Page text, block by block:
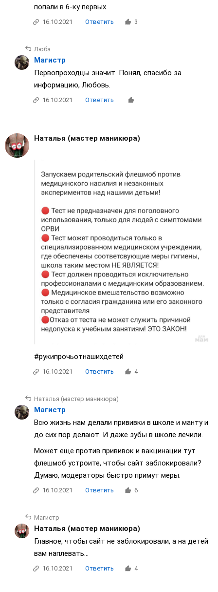
попали в 6-ку первых.
16.10.2021 Ответить 3
Люба
Магистр
Первопроходцы значит. Понял, спасибо за
информацию, Любовь.
16.10.2021 Ответить
Наталья (мастер маникюра)
#рукипрочьотнашихдетей
16.10.2021 Ответить 4
Наталья (мастер маникюра)
Магистр
Всю жизнь нам делали прививки в школе и манту и
до сих пор делают. И даже зубы в школе лечили.
Может еще против прививок и вакцинации тут
флешмоб устроите, чтобы сайт заблокировали?
Думаю, модераторы быстро примут меры.
16.10.2021 Ответить 6
Магистр
Наталья (мастер маникюра)
Главное, чтобы сайт не заблокировали, а на детей
вам наплевать...
16.10.2021 Ответить 4